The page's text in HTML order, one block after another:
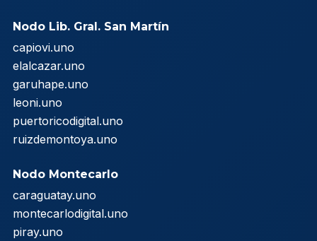
Nodo Lib. Gral. San Martín
capiovi.uno
elalcazar.uno
garuhape.uno
leoni.uno
puertoricodigital.uno
ruizdemontoya.uno
Nodo Montecarlo
caraguatay.uno
montecarlodigital.uno
piray.uno